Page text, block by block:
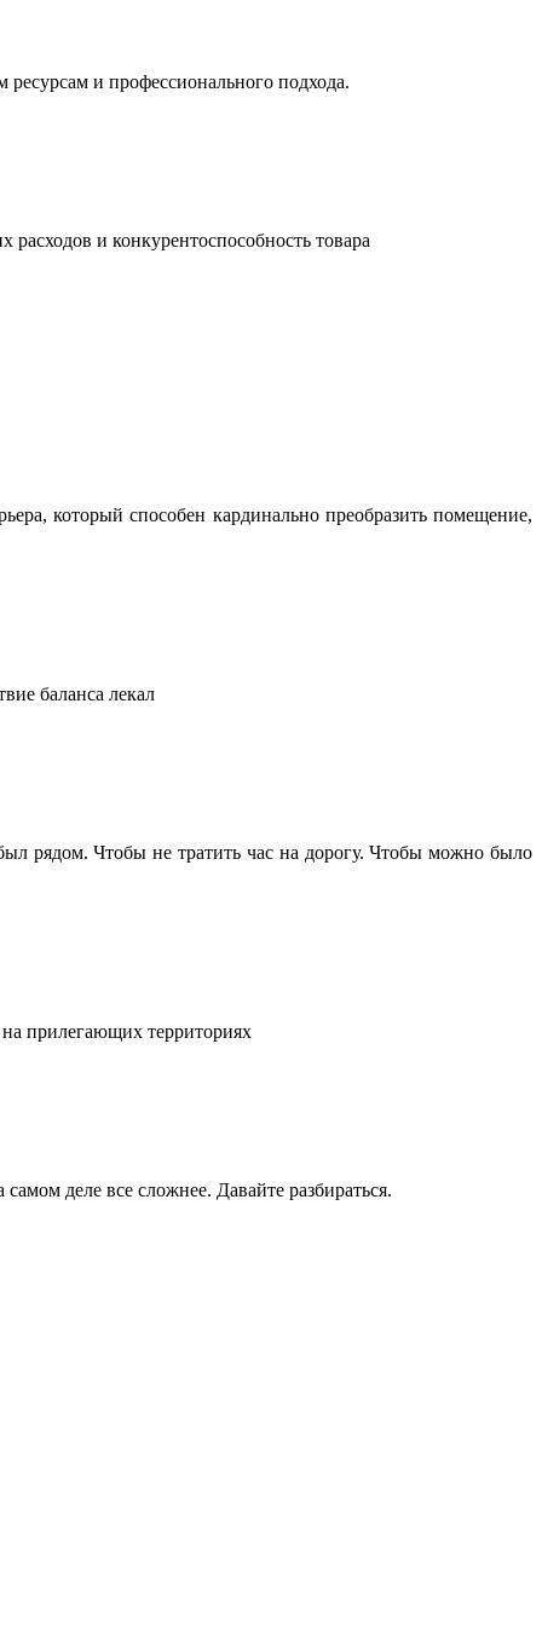
и профессионального подхода.
расходов и конкурентоспособность товара
который способен кардинально преобразить помещение,
баланса лекал
рядом. Чтобы не тратить час на дорогу. Чтобы можно было
на прилегающих территориях
деле все сложнее. Давайте разбираться.